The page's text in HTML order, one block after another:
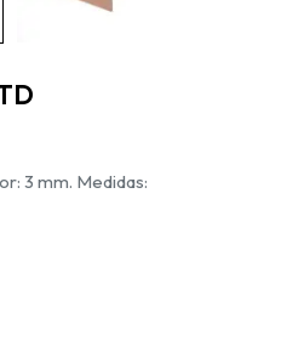
3 mm. Medidas: